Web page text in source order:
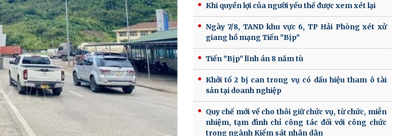
Khi quyền lợi của người yếu thế được xem xét lại
Ngày 7/8, TAND khu vực 6, TP Hải Phòng xét xử
giang hồ mạng Tiến "Bịp"
Tiến "Bịp" lĩnh án 8 năm tù
Khởi tố 2 bị can trong vụ có dấu hiệu tham ô tài
sản tại doanh nghiệp
Quy chế mới về cho thôi giữ chức vụ, từ chức, miễn
nhiệm, tạm đình chỉ công tác đối với công chức
trong ngành Kiểm sát nhân dân